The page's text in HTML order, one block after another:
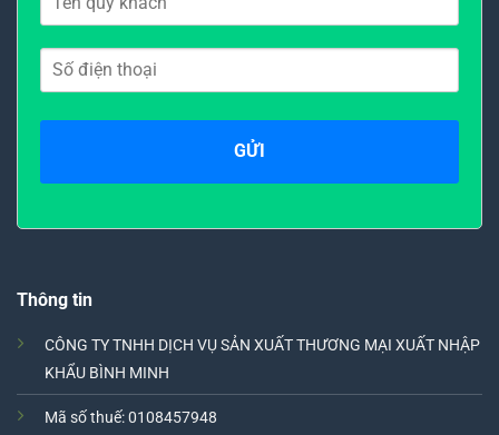
Thông tin
CÔNG TY TNHH DỊCH VỤ SẢN XUẤT THƯƠNG MẠI XUẤT NHẬP
KHẨU BÌNH MINH
Mã số thuế: 0108457948